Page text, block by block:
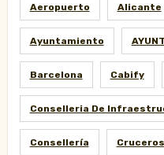
Aeropuerto Alicante
Ayuntamiento
Barcelona Cabify
Conselleria De
Consellería Cruceros